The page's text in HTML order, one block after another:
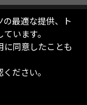
最適な提供、ト
います。
に同意したことも
ださい。